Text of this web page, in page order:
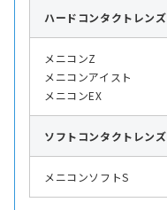
ハード コンタクトレンズ
メニコンZ
メニコンアイスト
メニコンEX
ソフト コンタクトレンズ
メニコンソフトS